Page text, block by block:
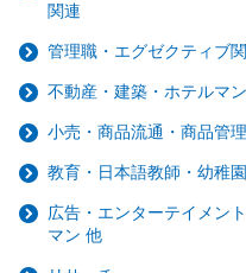
関連
管理職・エグゼクティブ
不動産・建築・ホテルマ
小売・商品流通・商品管
教育・日本語教師・幼稚
広告・エンターテイメン
マン 他